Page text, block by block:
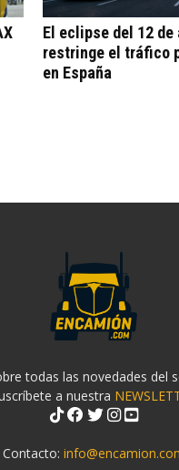
El eclipse del 12 de
restringe el tráfico
en España
todas las novedades del
a nuestra
Contacto: